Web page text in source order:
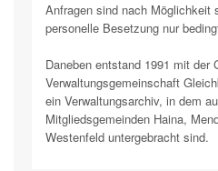
Anfragen sind nach
personelle Besetzung nur
Daneben entstand 1991 mit der
Verwaltungsgemeinschaft
ein Verwaltungsarchiv, in dem
Mitgliedsgemeinden Haina,
Westenfeld untergebracht sind.